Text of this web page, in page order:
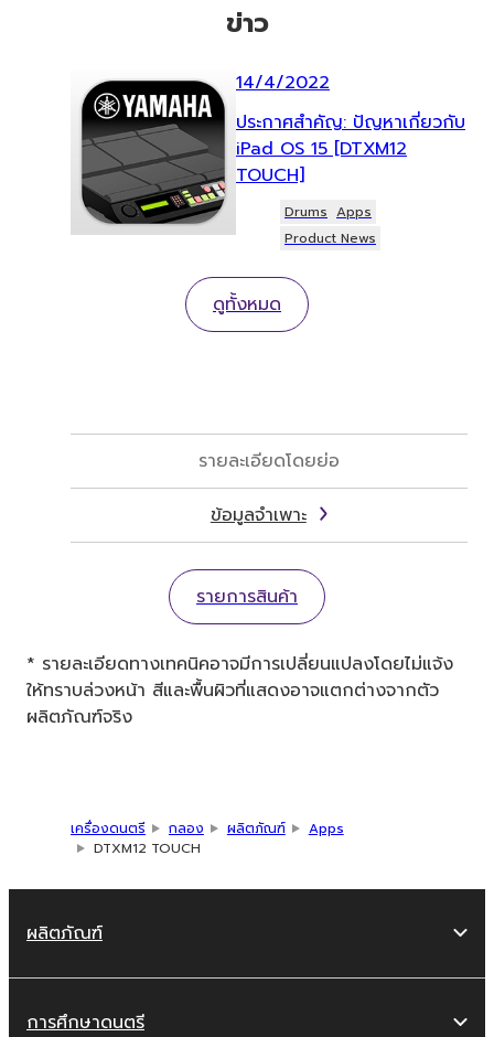
ข่าว
14/4/2022
ประกาศสำคัญ: ปัญหาเกี่ยวกับ
iPad OS 15 [DTXM12
TOUCH]
Drums Apps
Product News
ดูทั้งหมด
รายละเอียดโดยย่อ
ข้อมูลจำเพาะ
รายการสินค้า
* รายละเอียดทางเทคนิคอาจมีการเปลี่ยนแปลงโดยไม่แจ้ง
ให้ทราบล่วงหน้า สีและพื้นผิวที่แสดงอาจแตกต่างจากตัว
ผลิตภัณฑ์จริง
เครื่องดนตรี กลอง ผลิตภัณฑ์
Apps
DTXM12 TOUCH
ผลิตภัณฑ์
การศึกษาดนตรี